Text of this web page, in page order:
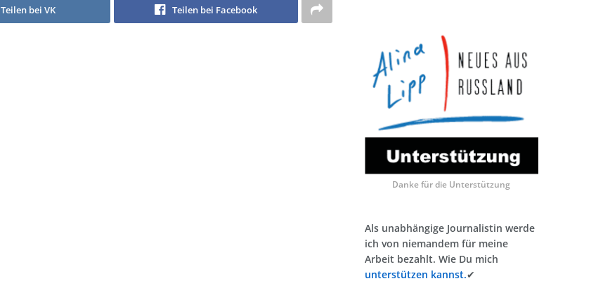
Teilen bei VK Teilen bei Facebook
Danke für die Unterstützung
Als unabhängige Journalistin werde
ich von niemandem für meine
Arbeit bezahlt. Wie Du mich
unterstützen kannst.✔